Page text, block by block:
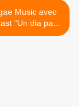
Music avec
"Un dia para
morir" >